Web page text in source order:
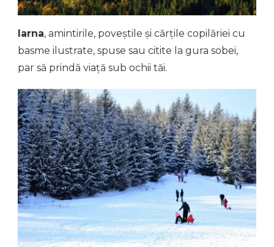
Iarna, amintirile, poveștile și cărțile copilăriei cu
basme ilustrate, spuse sau citite la gura sobei,
par să prindă viață sub ochii tăi.